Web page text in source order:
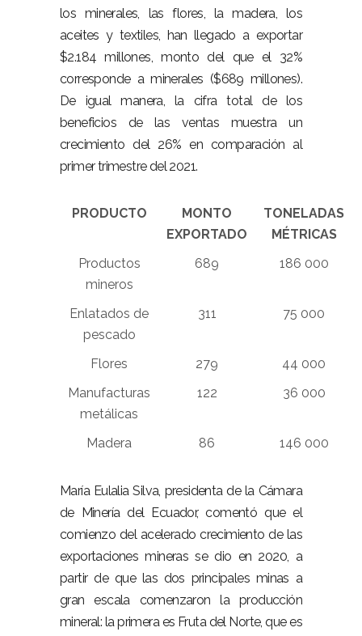
los minerales, las flores, la madera, los
aceites y textiles, han llegado a exportar
$2.184 millones, monto del que el 32%
corresponde a minerales ($689 millones).
De igual manera, la cifra total de los
beneficios de las ventas muestra un
crecimiento del 26% en comparación al
primer trimestre del 2021.
PRODUCTO
MONTO
EXPORTADO
TONELADAS
MÉTRICAS
Productos
mineros
689 186 000
Enlatados de
pescado
311 75 000
Flores 279
44 000
Manufacturas
metálicas
122 36 000
Madera 86 146 000
María Eulalia Silva, presidenta de la Cámara
de Minería del Ecuador, comentó que el
comienzo del acelerado crecimiento de las
exportaciones mineras se dio en 2020, a
partir de que las dos principales minas a
gran escala comenzaron la producción
mineral: la primera es Fruta del Norte, que es